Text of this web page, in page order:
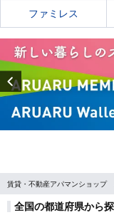
ファミレス
Previous
賃貸・不動産アパマンショップ
全国の都道府県から